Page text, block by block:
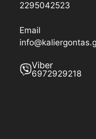
2295042523
Email
Viber
6972929218